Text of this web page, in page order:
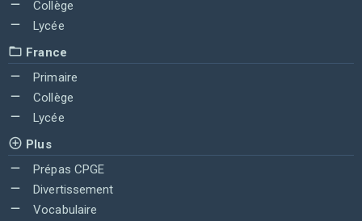
Collège
Lycée
France
Primaire
Collège
Lycée
Plus
Prépas CPGE
Divertissement
Vocabulaire